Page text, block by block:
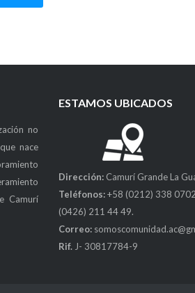
no
nace
Camurí
ESTAMOS UBICADOS
Dirección:Camurí Grande La
Teléfonos:+58 (0212) 338
(0426) 211 44 49.
Correo:
Rif.J- 30817784-9